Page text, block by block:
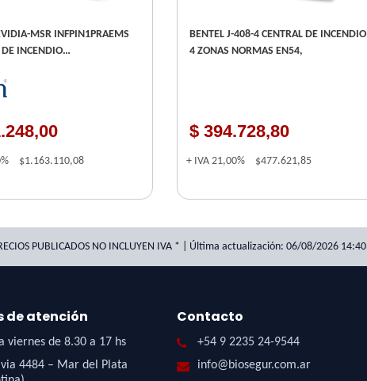
MSR INFPIN1PRAEMS
DE INCENDIO
A 20 ZONAS - REEMPLAZA
$1.163.110,08
BENTEL J-408-4 CENTRAL DE INCENDIO
4 ZONAS NORMAS EN54,
$ 394.728,80
+ IVA21,00% $477.621,85
PUBLICADOS NO INCLUYEN IVA * | Última actualización: 06/08/2026 14:40
de atención
viernes de 8.30 a 17 hs
4484 – Mar del Plata
Contacto
+54 9 2235 24-9544
info@biosegur.com.ar